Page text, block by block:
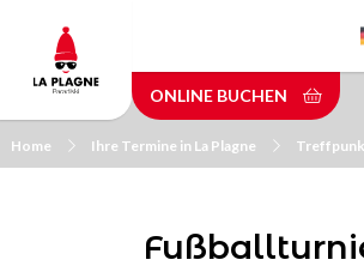
main
content
ONLINE BUCHEN
Home Ihre Termine in La Plagne